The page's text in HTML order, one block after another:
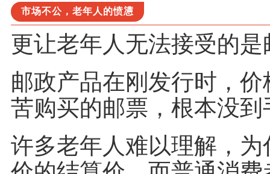
市场不公，老年人的愤懑
更让老年人无法接受的
邮政产品在刚发行时，
苦购买的邮票，根本没
许多老年人难以理解，